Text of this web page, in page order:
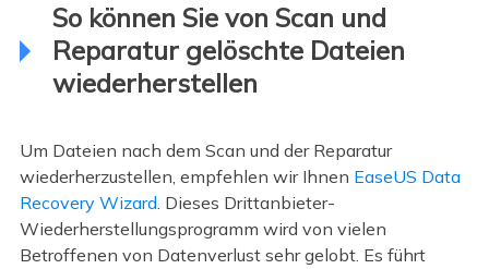
So können Sie von Scan und
Reparatur gelöschte Dateien
wiederherstellen
Um Dateien nach dem Scan und der Reparatur
wiederherzustellen, empfehlen wir Ihnen EaseUS Data
Recovery Wizard. Dieses Drittanbieter-
Wiederherstellungsprogramm wird von vielen
Betroffenen von Datenverlust sehr gelobt. Es führt